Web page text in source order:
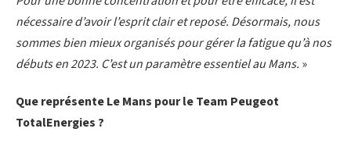
nécessaire d’avoir l’esprit clair et reposé. Désormais, nous
sommes bien mieux organisés pour gérer la fatigue qu’à nos
débuts en 2023. C’est un paramètre essentiel au Mans. »
Que représente Le Mans pour le Team Peugeot
TotalEnergies ?